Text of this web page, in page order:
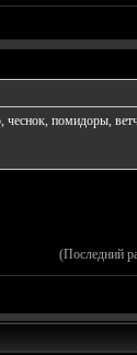
помидоры,
(Последний